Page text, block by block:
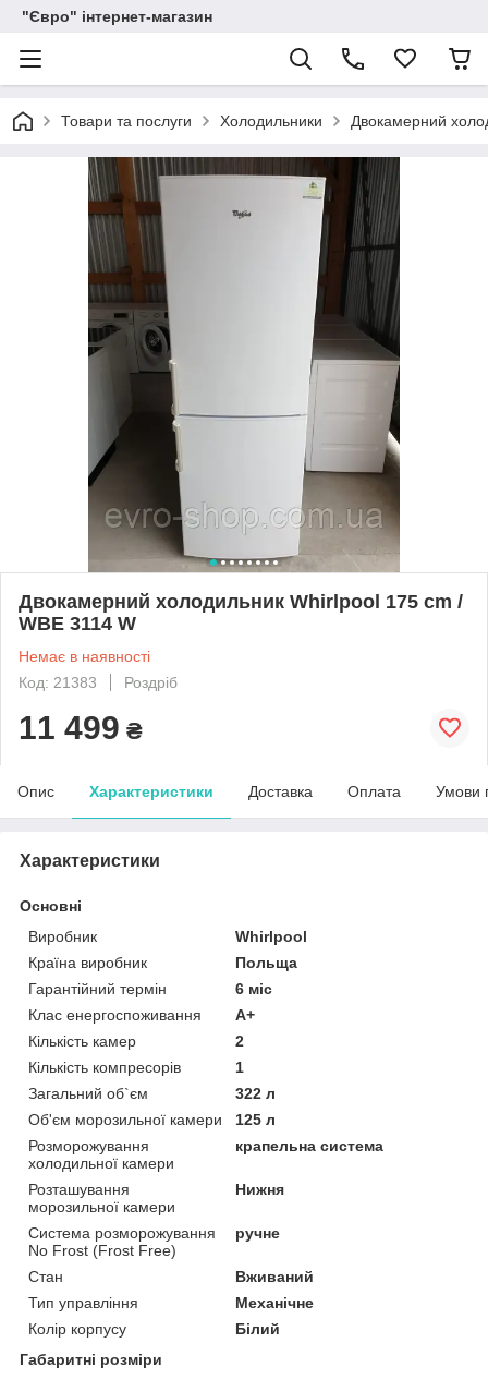
"Євро" інтернет-магазин
Товари та послуги Холодильники Двокамерний
Двокамерний холодильник Whirlpool 175 cm /
WBE 3114 W
Немає в наявності
Код: 21383
Роздріб
11 499 ₴
Опис Характеристики Доставка Оплата Умови
Характеристики
Основні
Виробник
Whirlpool
Країна виробник
Польща
Гарантійний термін
6 міс
Клас енергоспоживання
A+
Кількість камер
2
Кількість компресорів
1
Загальний об`єм
322 л
Об'єм морозильної камери
125 л
Розморожування
холодильної камери
крапельна система
Розташування
морозильної камери
Нижня
Система розморожування
No Frost (Frost Free)
ручне
Стан
Вживаний
Тип управління
Механічне
Колір корпусу
Білий
Габаритні розміри